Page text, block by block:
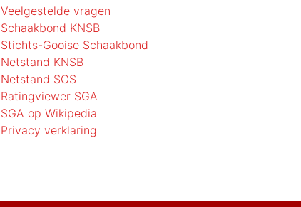
Veelgestelde vragen
Schaakbond KNSB
Stichts-Gooise Schaakbond
Netstand KNSB
Netstand SOS
Ratingviewer SGA
SGA op Wikipedia
Privacy verklaring